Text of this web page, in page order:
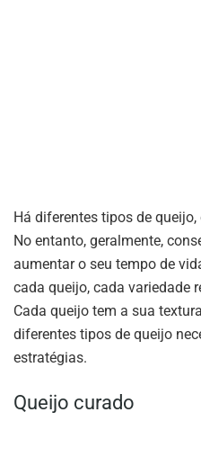
Há diferentes tipos de
No entanto, geralmente,
aumentar o seu tempo de
cada queijo, cada variedade
Cada queijo tem a sua
diferentes tipos de queijo
estratégias.
Queijo curado